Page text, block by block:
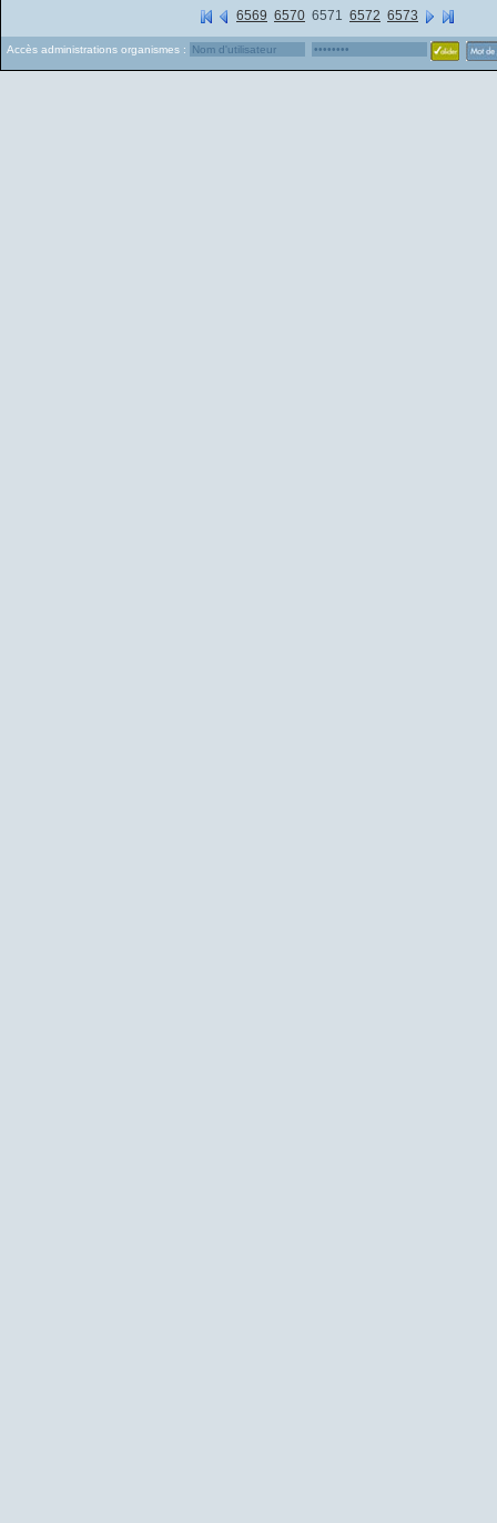
6569 6570 6571 6572 6573
Accès administrations organismes :